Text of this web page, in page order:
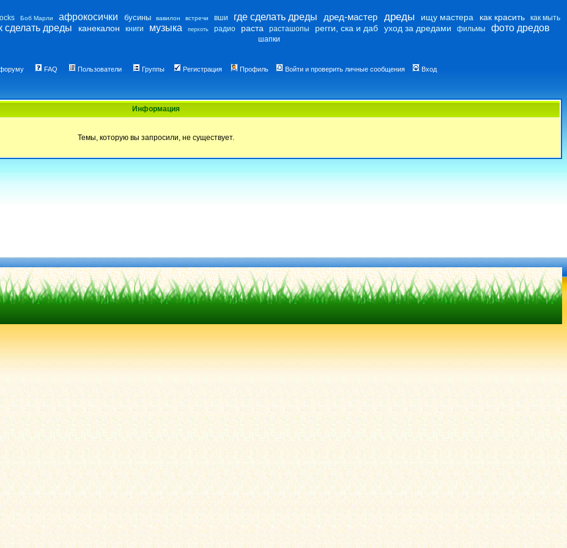
Боб Марли афрокосички бусины вавилон встречи вши где сделать дреды дред-мастер дреды ищу мастера как красить как мыть
сделать дреды канекалон книги музыка перхоть радио раста расташопы регги, ска и даб уход за дредами фильмы фото дредов
шапки
FAQ Пользователи Группы Регистрация Профиль Войти и проверить личные сообщения Вход
Информация
Темы, которую вы запросили, не существует.